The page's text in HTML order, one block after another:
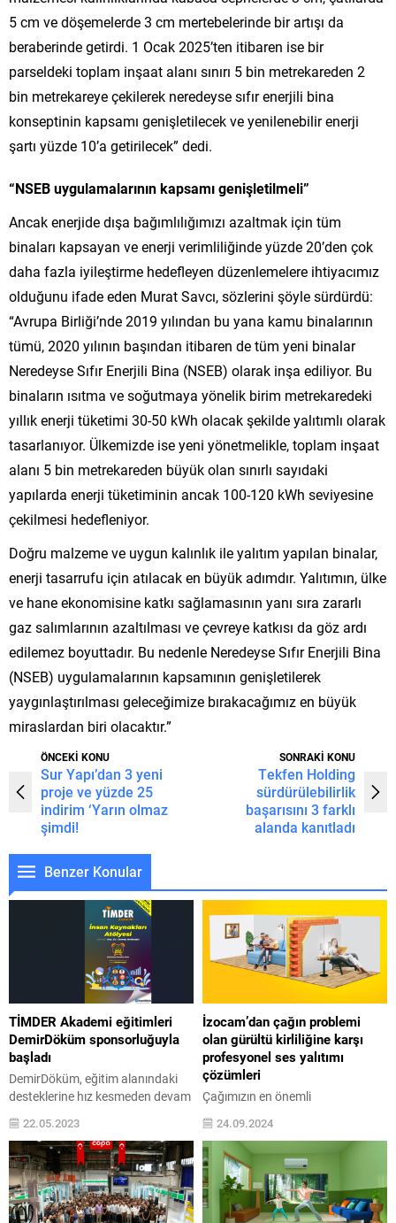
5 cm ve döşemelerde 3 cm mertebelerinde bir artışı da
beraberinde getirdi. 1 Ocak 2025’ten itibaren ise bir
parseldeki toplam inşaat alanı sınırı 5 bin metrekareden 2
bin metrekareye çekilerek neredeyse sıfır enerjili bina
konseptinin kapsamı genişletilecek ve yenilenebilir enerji
şartı yüzde 10’a getirilecek” dedi.
“NSEB uygulamalarının kapsamı genişletilmeli”
Ancak enerjide dışa bağımlılığımızı azaltmak için tüm
binaları kapsayan ve enerji verimliliğinde yüzde 20’den çok
daha fazla iyileştirme hedefleyen düzenlemelere ihtiyacımız
olduğunu ifade eden Murat Savcı, sözlerini şöyle sürdürdü:
“Avrupa Birliği’nde 2019 yılından bu yana kamu binalarının
tümü, 2020 yılının başından itibaren de tüm yeni binalar
Neredeyse Sıfır Enerjili Bina (NSEB) olarak inşa ediliyor. Bu
binaların ısıtma ve soğutmaya yönelik birim metrekaredeki
yıllık enerji tüketimi 30-50 kWh olacak şekilde yalıtımlı olarak
tasarlanıyor. Ülkemizde ise yeni yönetmelikle, toplam inşaat
alanı 5 bin metrekareden büyük olan sınırlı sayıdaki
yapılarda enerji tüketiminin ancak 100-120 kWh seviyesine
çekilmesi hedefleniyor.
Doğru malzeme ve uygun kalınlık ile yalıtım yapılan binalar,
enerji tasarrufu için atılacak en büyük adımdır. Yalıtımın, ülke
ve hane ekonomisine katkı sağlamasının yanı sıra zararlı
gaz salımlarının azaltılması ve çevreye katkısı da göz ardı
edilemez boyuttadır. Bu nedenle Neredeyse Sıfır Enerjili Bina
(NSEB) uygulamalarının kapsamının genişletilerek
yaygınlaştırılması geleceğimize bırakacağımız en büyük
miraslardan biri olacaktır.”
ÖNCEKİ KONU
Sur Yapı’dan 3 yeni
proje ve yüzde 25
indirim ‘Yarın olmaz
şimdi!
SONRAKİ KONU
Tekfen Holding
sürdürülebilirlik
başarısını 3 farklı
alanda kanıtladı
Benzer Konular
TİMDER Akademi eğitimleri
DemirDöküm sponsorluğuyla
başladı
DemirDöküm, eğitim alanındaki
desteklerine hız kesmeden devam
ediyor. Şirket, 19 yıldır aralıksız
olarak düzenlenen ve bugüne
kadar binlerce iklimlendirme
sektörü çalışanının faydalandığı
TİMDER Akademi’nin bir kez daha
“Altın Sponsoru”u oldu. Yenilenen
22.05.2023
İzocam’dan çağın problemi
olan gürültü kirliliğine karşı
profesyonel ses yalıtımı
çözümleri
Çağımızın en önemli
problemlerinden biri haline gelen
gürültü kirliliği, yaşam kalitemiz ve
iş verimliliğimizin yanı sıra
sağlığımızı da olumsuz etkiliyor.
İzocam, her geçen gün daha da
fazla maruz kaldığımız gürültü
24.09.2024